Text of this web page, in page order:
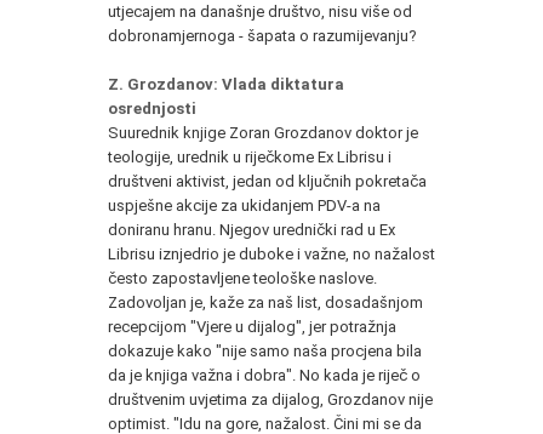
utjecajem na današnje društvo, nisu više od
dobronamjernoga - šapata o razumijevanju?
Z. Grozdanov: Vlada diktatura
osrednjosti
Suurednik knjige Zoran Grozdanov doktor je
teologije, urednik u riječkome Ex Librisu i
društveni aktivist, jedan od ključnih pokretača
uspješne akcije za ukidanjem PDV-a na
doniranu hranu. Njegov urednički rad u Ex
Librisu iznjedrio je duboke i važne, no nažalost
često zapostavljene teološke naslove.
Zadovoljan je, kaže za naš list, dosadašnjom
recepcijom "Vjere u dijalog", jer potražnja
dokazuje kako "nije samo naša procjena bila
da je knjiga važna i dobra". No kada je riječ o
društvenim uvjetima za dijalog, Grozdanov nije
optimist. "Idu na gore, nažalost. Čini mi se da